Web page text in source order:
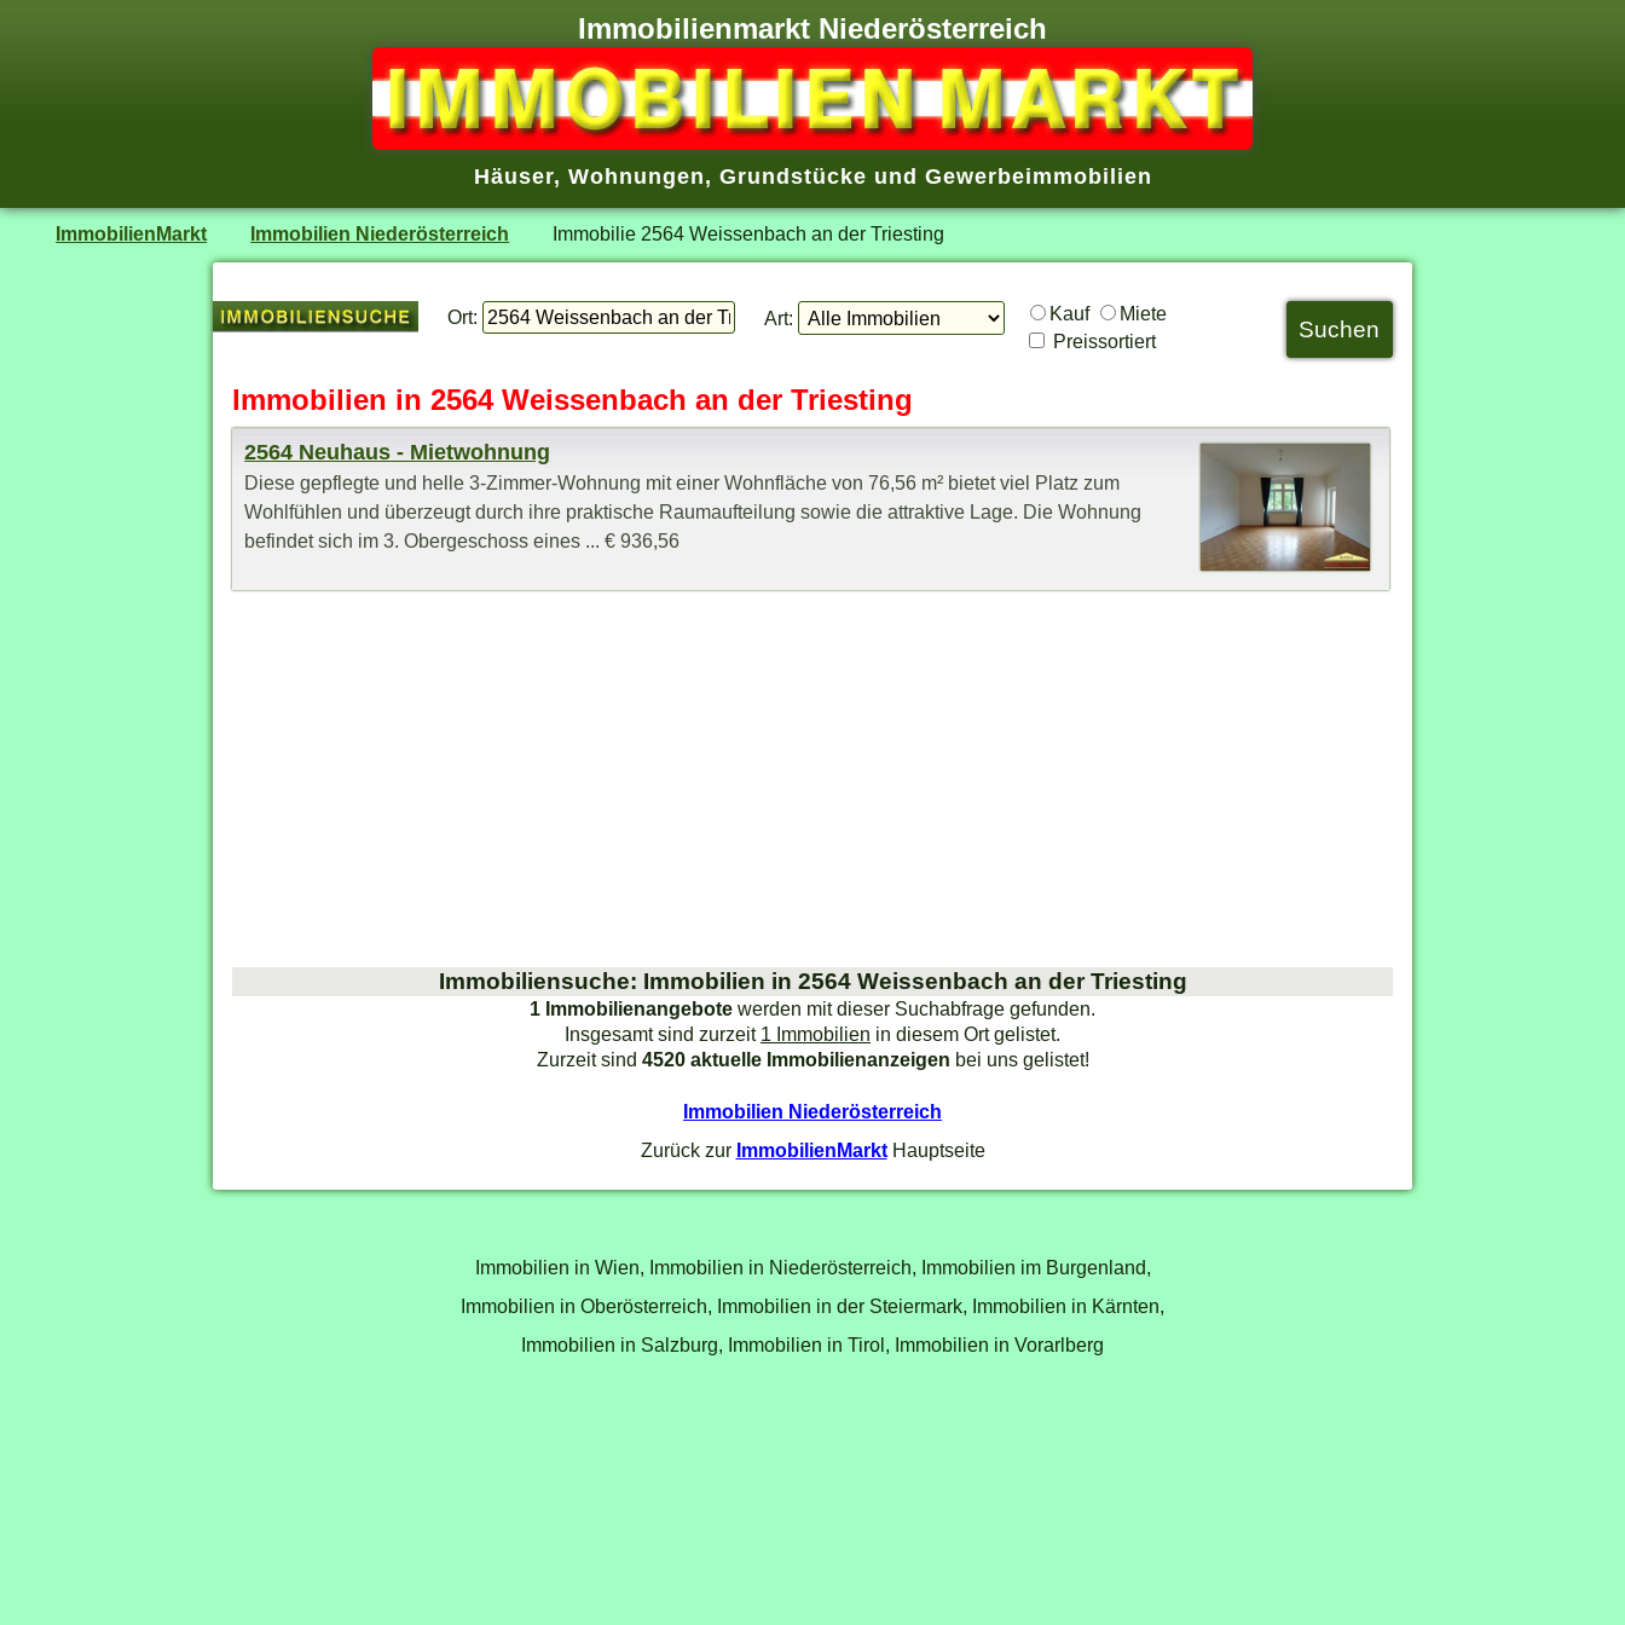
Immobilienmarkt Niederösterreich
Häuser, Wohnungen, Grundstücke und Gewerbeimmobilien
ImmobilienMarkt Immobilien Niederösterreich Immobilie 2564 Weissenbach an der Triesting
Ort: Art: Kauf
Miete
Preissortiert
Immobilien in 2564 Weissenbach an der Triesting
2564 Neuhaus - Mietwohnung
Diese gepflegte und helle 3-Zimmer-Wohnung mit einer Wohnfläche von 76,56 m² bietet viel Platz zum
Wohlfühlen und überzeugt durch ihre praktische Raumaufteilung sowie die attraktive Lage. Die Wohnung
befindet sich im 3. Obergeschoss eines ... € 936,56
Immobiliensuche: Immobilien in 2564 Weissenbach an der Triesting
1 Immobilienangebote werden mit dieser Suchabfrage gefunden.
Insgesamt sind zurzeit 1 Immobilien in diesem Ort gelistet.
Zurzeit sind 4520 aktuelle Immobilienanzeigen bei uns gelistet!
Immobilien Niederösterreich
Zurück zur ImmobilienMarktHauptseite
Immobilien in Wien, Immobilien in Niederösterreich, Immobilien im Burgenland,
Immobilien in Oberösterreich, Immobilien in der Steiermark, Immobilien in Kärnten,
Immobilien in Salzburg, Immobilien in Tirol, Immobilien in Vorarlberg